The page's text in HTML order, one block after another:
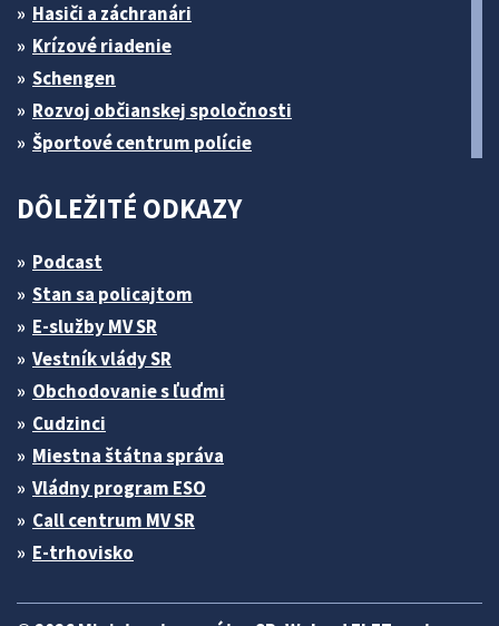
Hasiči a záchranári
Krízové riadenie
Schengen
Rozvoj občianskej spoločnosti
Športové centrum polície
DÔLEŽITÉ ODKAZY
Podcast
Stan sa policajtom
E-služby MV SR
Vestník vlády SR
Obchodovanie s ľuďmi
Cudzinci
Miestna štátna správa
Vládny program ESO
Call centrum MV SR
E-trhovisko